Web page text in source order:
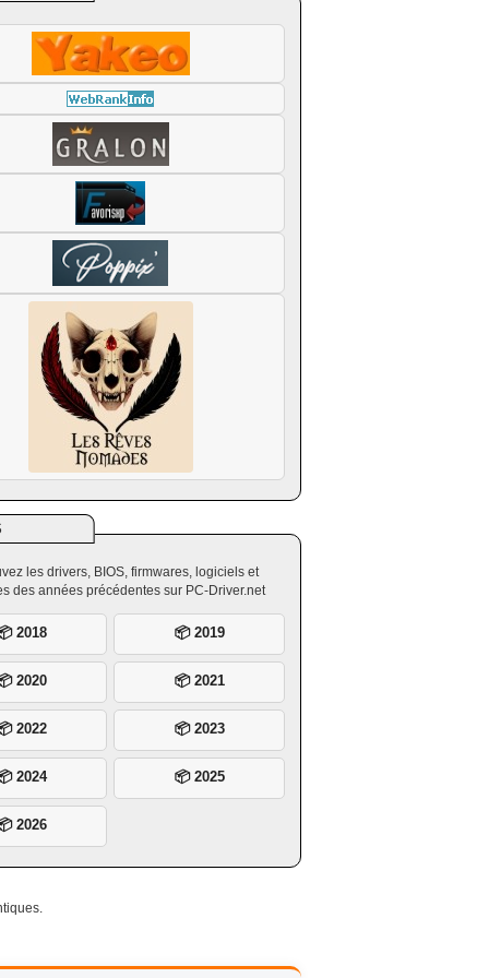
les drivers, BIOS, firmwares, logiciels et
des années précédentes sur PC-Driver.net
2018 📦 2019
2020 📦 2021
2022 📦 2023
2024 📦 2025
2026